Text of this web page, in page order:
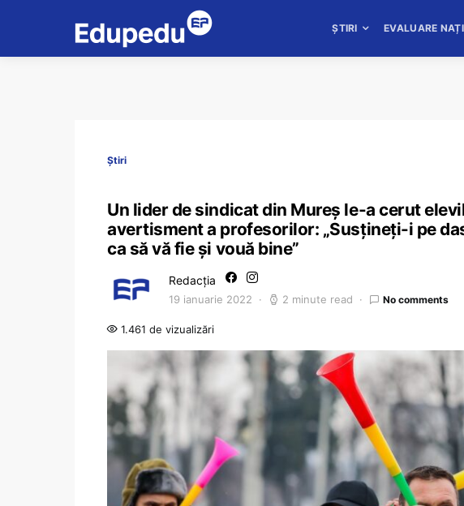
ȘTIRI EVALUARE
Știri
Un lider de sindicat din Mureș le-a cerut
avertisment a profesorilor: „Susțineți-i pe
ca să vă fie și vouă bine”
Redacția
19 ianuarie 2022 2 minute read No comments
1.461 de vizualizări